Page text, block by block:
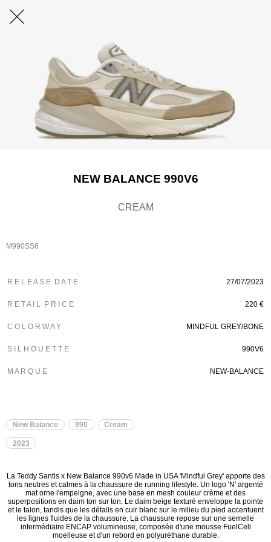
NEW BALANCE 990V6
CREAM
M990SS6
R E L E A S E D A T E 27/07/2023
R E T A I L P R I C E 220 €
C O L O R W A Y MINDFUL GREY/BONE
S I L H O U E T T E 990V6
M A R Q U E NEW-BALANCE
New Balance 990 Cream
2023
La Teddy Santis x New Balance 990v6 Made in USA 'Mindful Grey' apporte des
tons neutres et calmes à la chaussure de running lifestyle. Un logo 'N' argenté
mat orne l'empeigne, avec une base en mesh couleur crème et des
superpositions en daim ton sur ton. Le daim beige texturé enveloppe la pointe
et le talon, tandis que les détails en cuir blanc sur le milieu du pied accentuent
les lignes fluides de la chaussure. La chaussure repose sur une semelle
intermédiaire ENCAP volumineuse, composée d'une mousse FuelCell
moelleuse et d'un rebord en polyuréthane durable.